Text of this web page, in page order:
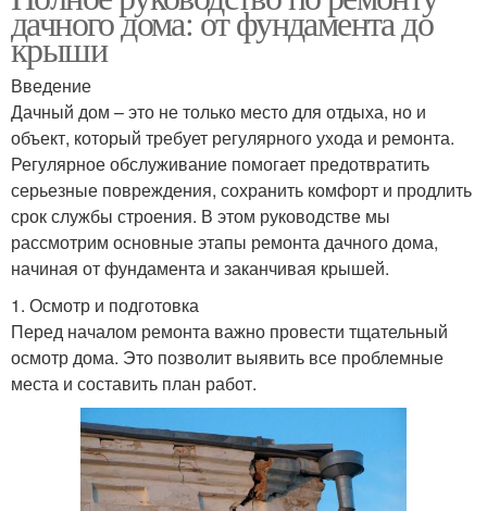
дачного дома: от фундамента до
крыши
Введение
Дачный дом – это не только место для отдыха, но и
объект, который требует регулярного ухода и ремонта.
Регулярное обслуживание помогает предотвратить
серьезные повреждения, сохранить комфорт и продлить
срок службы строения. В этом руководстве мы
рассмотрим основные этапы ремонта дачного дома,
начиная от фундамента и заканчивая крышей.
1. Осмотр и подготовка
Перед началом ремонта важно провести тщательный
осмотр дома. Это позволит выявить все проблемные
места и составить план работ.